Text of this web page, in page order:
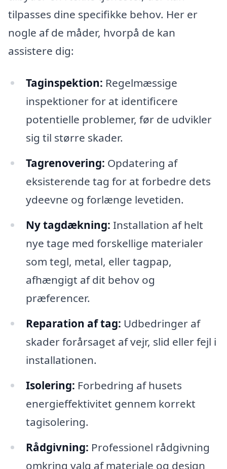
tilpasses dine specifikke behov. Her er
nogle af de måder, hvorpå de kan
assistere dig:
Taginspektion: Regelmæssige
inspektioner for at identificere
potentielle problemer, før de udvikler
sig til større skader.
Tagrenovering: Opdatering af
eksisterende tag for at forbedre dets
ydeevne og forlænge levetiden.
Ny tagdækning: Installation af helt
nye tage med forskellige materialer
som tegl, metal, eller tagpap,
afhængigt af dit behov og
præferencer.
Reparation af tag: Udbedringer af
skader forårsaget af vejr, slid eller fejl i
installationen.
Isolering: Forbedring af husets
energieffektivitet gennem korrekt
tagisolering.
Rådgivning: Professionel rådgivning
omkring valg af materiale og design